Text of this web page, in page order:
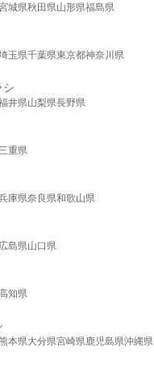
城県秋田県山形県福島県
玉県千葉県東京都神奈川県
シ
井県山梨県長野県
重県
庫県奈良県和歌山県
広島県山口県
知県
本県大分県宮崎県鹿児島県沖縄県